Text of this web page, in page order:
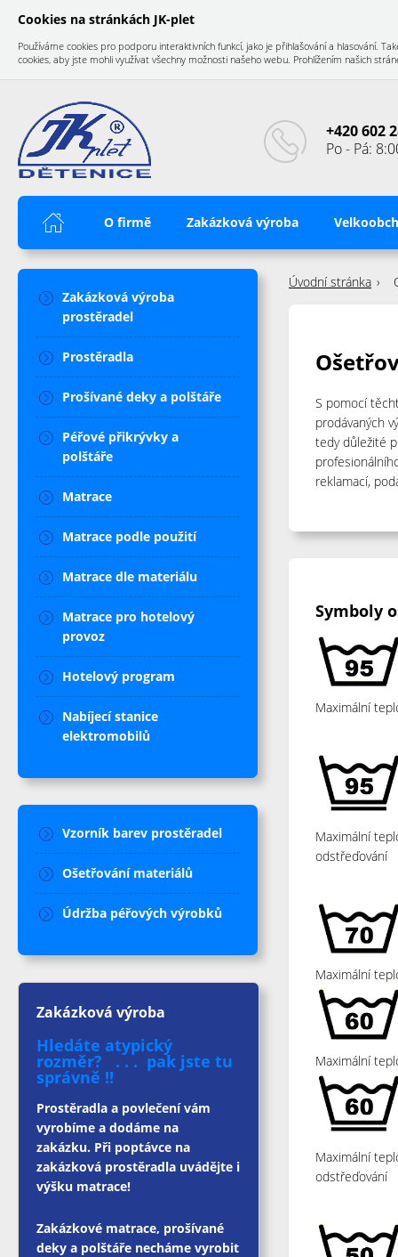
Cookies na stránkách JK-plet
Používáme cookies pro podporu interaktivních funkcí, jako je přihlašování a hlasování.
cookies, aby jste mohli využívat všechny možnosti našeho webu. Prohlížením našich
+420 602
Po - Pá:
Úvod O firmě Zakázková výroba
Úvodní stránka
S pomocí
prodávaných
tedy důležité
reklamací,
Symboly
Maximální
Maximální
odstřeďování
Maximální
Maximální
Maximální
odstřeďování
Zakázková výroba
prostěradel
Prostěradla
Prošívané deky a polštáře
Péřové přikrývky a
polštáře
Matrace
Matrace podle použití
Matrace dle materiálu
Matrace pro hotelový
provoz
Hotelový program
Nabíjecí stanice
elektromobilů
Vzorník barev prostěradel
Ošetřování materiálů
Údržba péřových výrobků
Zakázková výroba
Hledáte atypický
rozměr? . . . pak jste tu
správně !!
Prostěradla a povlečení vám
vyrobíme a dodáme na
zakázku. Při poptávce na
zakázková prostěradla uvádějte i
výšku matrace!
Zakázkové matrace, prošívané
deky a polštáře necháme vyrobit